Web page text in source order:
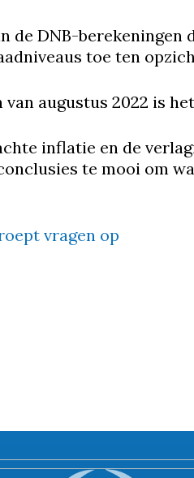
de DNB-
toe ten
van augustus 2022 is
inflatie en de
te mooi om
vragen op